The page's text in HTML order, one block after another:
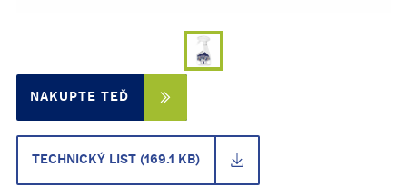
NAKUPTE TEĎ
TECHNICKÝ LIST (169.1 KB)